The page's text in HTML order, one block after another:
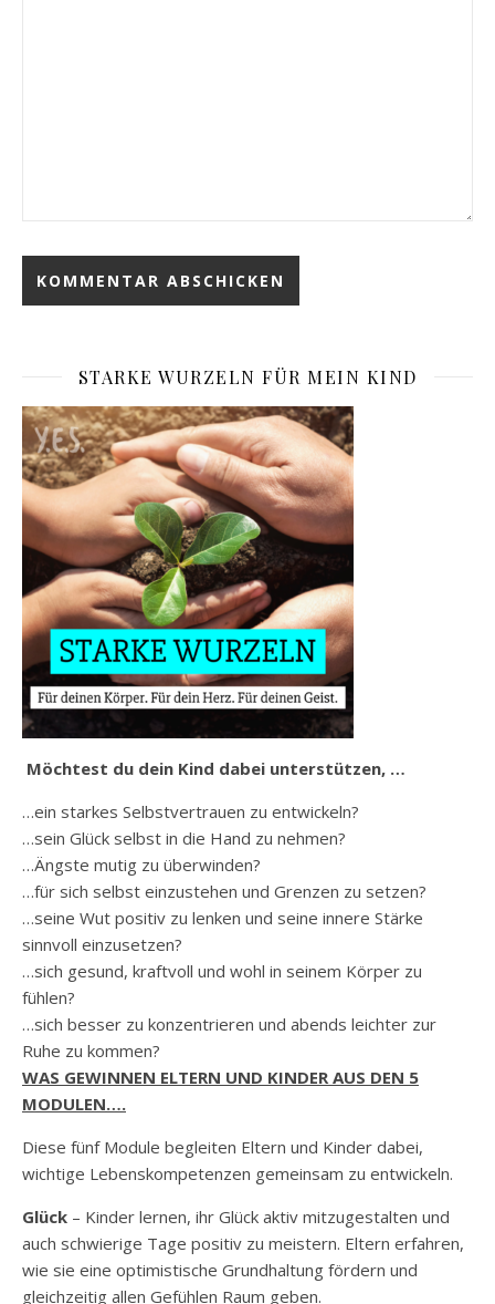
STARKE WURZELN FÜR MEIN KIND
Möchtest du dein Kind dabei unterstützen, …
…ein starkes Selbstvertrauen zu entwickeln?
…sein Glück selbst in die Hand zu nehmen?
…Ängste mutig zu überwinden?
…für sich selbst einzustehen und Grenzen zu setzen?
…seine Wut positiv zu lenken und seine innere Stärke
sinnvoll einzusetzen?
…sich gesund, kraftvoll und wohl in seinem Körper zu
fühlen?
…sich besser zu konzentrieren und abends leichter zur
Ruhe zu kommen?
WAS GEWINNEN ELTERN UND KINDER AUS DEN 5
MODULEN….
Diese fünf Module begleiten Eltern und Kinder dabei,
wichtige Lebenskompetenzen gemeinsam zu entwickeln.
Glück – Kinder lernen, ihr Glück aktiv mitzugestalten und
auch schwierige Tage positiv zu meistern. Eltern erfahren,
wie sie eine optimistische Grundhaltung fördern und
gleichzeitig allen Gefühlen Raum geben.